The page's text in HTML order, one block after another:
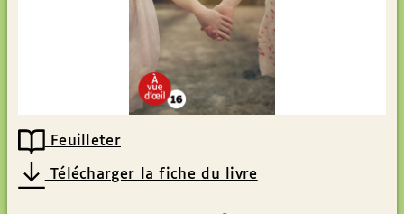
Feuilleter
Télécharger la fiche du livre